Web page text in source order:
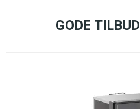
GODE TILBUD